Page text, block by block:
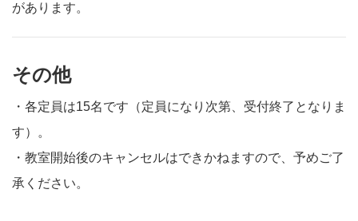
があります。
その他
・各定員は15名です（定員になり次第、受付終了となりま
す）。
・教室開始後のキャンセルはできかねますので、予めご了
承ください。